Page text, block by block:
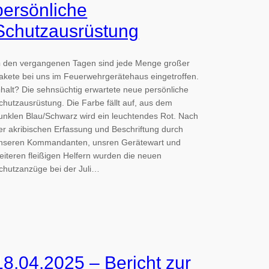
den vergangenen Tagen sind jede Menge großer
bei uns im Feuerwehrgerätehaus eingetroffen.
Die sehnsüchtig erwartete neue persönliche
Die Farbe fällt auf, aus dem
Blau/Schwarz wird ein leuchtendes Rot. Nach
akribischen Erfassung und Beschriftung durch
Kommandanten, unsren Gerätewart und
fleißigen Helfern wurden die neuen
bei der Juli…
– Bericht zur